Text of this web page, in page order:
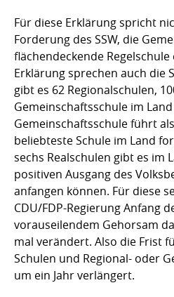
Für diese Erklärung spricht
Forderung des SSW, die
flächendeckende
Erklärung sprechen auch die
gibt es 62 Regionalschulen,
Gemeinschaftsschule im
Gemeinschaftsschule führt
beliebteste Schule im Land
sechs Realschulen gibt es im
positiven Ausgang des
anfangen können. Für diese
CDU/FDP-Regierung Anfang
vorauseilendem Gehorsam
mal verändert. Also die Frist
Schulen und Regional- oder
um ein Jahr verlängert.